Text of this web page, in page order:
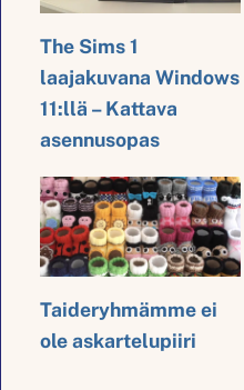
The Sims 1
laajakuvana Windows
11:llä – Kattava
asennusopas
Taideryhmämme ei
ole askartelupiiri